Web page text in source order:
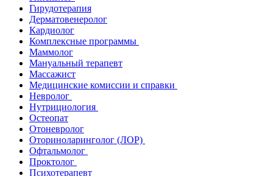
Гирудотерапия
Дерматовенеролог
Кардиолог
Комплексные программы
Маммолог
Мануальный терапевт
Массажист
Медицинские комиссии и справки
Невролог
Нутрициология
Остеопат
Отоневролог
Оториноларинголог (ЛОР)
Офтальмолог
Проктолог
Психотерапевт